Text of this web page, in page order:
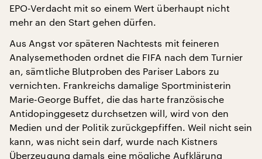
EPO-Verdacht mit so einem Wert überhaupt nicht
mehr an den Start gehen dürfen.
Aus Angst vor späteren Nachtests mit feineren
Analysemethoden ordnet die FIFA nach dem Turnier
an, sämtliche Blutproben des Pariser Labors zu
vernichten. Frankreichs damalige Sportministerin
Marie-George Buffet, die das harte französische
Antidopinggesetz durchsetzen will, wird von den
Medien und der Politik zurückgepfiffen. Weil nicht sein
kann, was nicht sein darf, wurde nach Kistners
Überzeugung damals eine mögliche Aufklärung